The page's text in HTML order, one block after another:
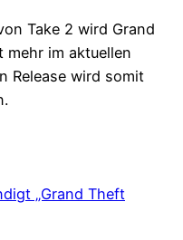
Take 2 wird Grand
im aktuellen
Release wird somit